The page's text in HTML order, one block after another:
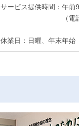
サービス提供時間： 午前
（
休業日：日曜、年末年始